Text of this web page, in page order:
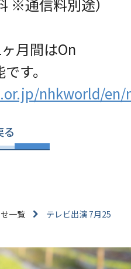
※通信料別途）
月間はOn
す。
nhkworld/en/
る
一覧
テレビ出演 7月25